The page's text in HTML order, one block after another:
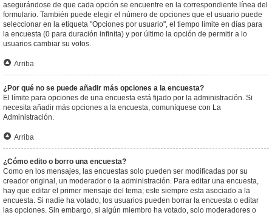
asegurándose de que cada opción se encuentre en la correspondiente línea del
formulario. También puede elegir el número de opciones que el usuario puede
seleccionar en la etiqueta "Opciones por usuario", el tiempo límite en días para
la encuesta (0 para duración infinita) y por último la opción de permitir a lo
usuarios cambiar su votos.
Arriba
¿Por qué no se puede añadir más opciones a la encuesta?
El límite para opciones de una encuesta está fijado por la administración. Si
necesita añadir más opciones a la encuesta, comuníquese con La
Administración.
Arriba
¿Cómo edito o borro una encuesta?
Como en los mensajes, las encuestas solo pueden ser modificadas por su
creador original, un moderador o la administración. Para editar una encuesta,
hay que editar el primer mensaje del tema; este siempre esta asociado a la
encuesta. Si nadie ha votado, los usuarios pueden borrar la encuesta o editar
las opciones. Sin embargo, si algún miembro ha votado, solo moderadores o